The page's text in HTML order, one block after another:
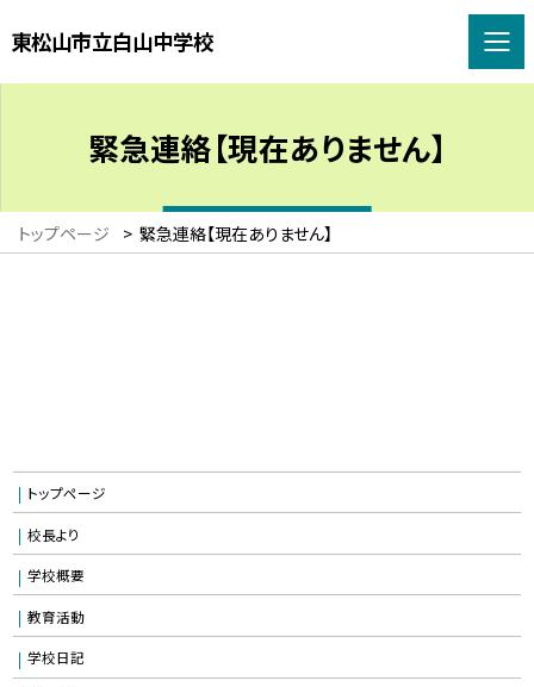
東松山市立白山中学校
緊急連絡【現在ありません】
トップページ > 緊急連絡【現在ありません】
トップページ
校長より
学校概要
教育活動
学校日記